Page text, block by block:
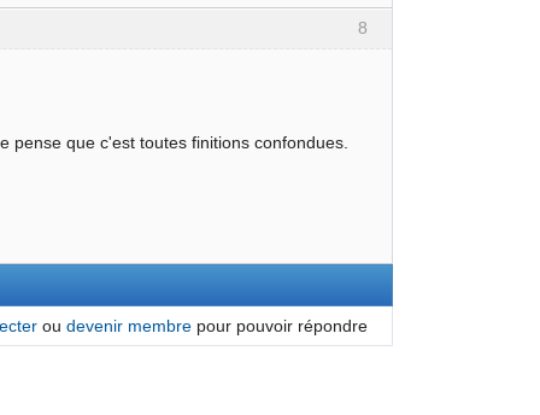
8
pense que c'est toutes finitions confondues.
ou devenir membrepour pouvoir répondre